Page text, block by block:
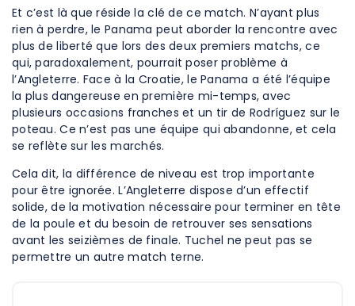
Et c’est là que réside la clé de ce match. N’ayant plus
rien à perdre, le Panama peut aborder la rencontre avec
plus de liberté que lors des deux premiers matchs, ce
qui, paradoxalement, pourrait poser problème à
l’Angleterre. Face à la Croatie, le Panama a été l’équipe
la plus dangereuse en première mi-temps, avec
plusieurs occasions franches et un tir de Rodríguez sur le
poteau. Ce n’est pas une équipe qui abandonne, et cela
se reflète sur les marchés.
Cela dit, la différence de niveau est trop importante
pour être ignorée. L’Angleterre dispose d’un effectif
solide, de la motivation nécessaire pour terminer en tête
de la poule et du besoin de retrouver ses sensations
avant les seizièmes de finale. Tuchel ne peut pas se
permettre un autre match terne.